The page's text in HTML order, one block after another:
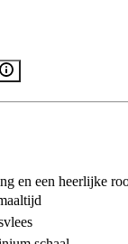
en een heerlijke